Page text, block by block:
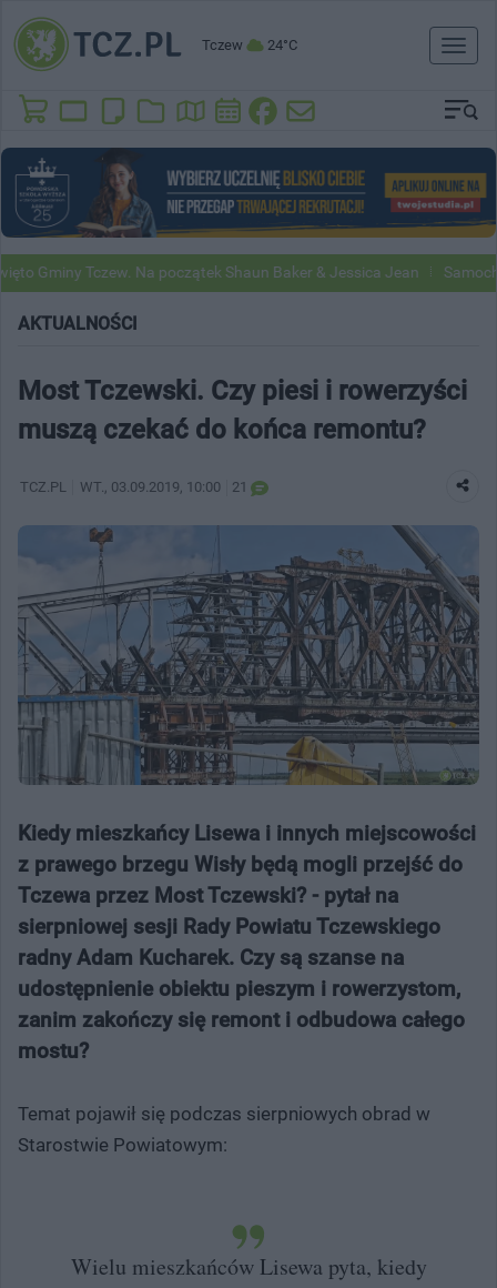
Tczew 24°C
Toggle
Tczew. Na początek Shaun Baker & Jessica Jean Samochody
AKTUALNOŚCI
Most Tczewski. Czy piesi i rowerzyści
muszą czekać do końca remontu?
TCZ.PL WT. , 03.09.2019, 10:00 21
Kiedy mieszkańcy Lisewa i innych miejscowości
z prawego brzegu Wisły będą mogli przejść do
Tczewa przez Most Tczewski? - pytał na
sierpniowej sesji Rady Powiatu Tczewskiego
radny Adam Kucharek. Czy są szanse na
udostępnienie obiektu pieszym i rowerzystom,
zanim zakończy się remont i odbudowa całego
mostu?
Temat pojawił się podczas sierpniowych obrad w
Starostwie Powiatowym:
Wielu mieszkańców Lisewa pyta, kiedy